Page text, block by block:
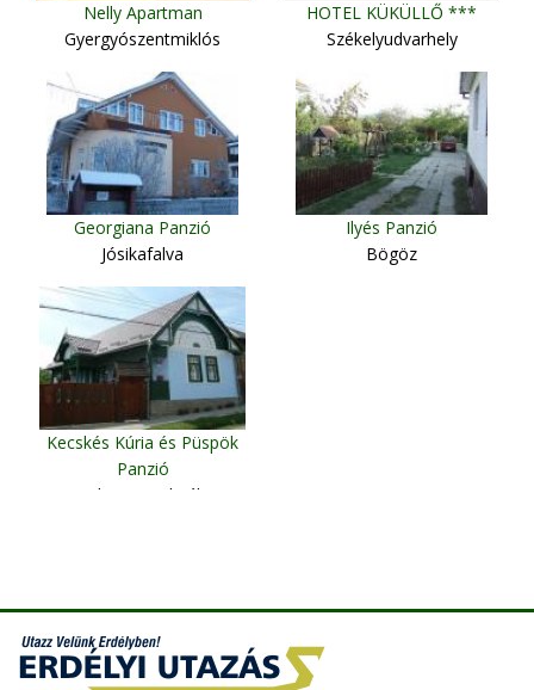
Nelly Apartman
Gyergyószentmiklós
HOTEL KÜKÜLLŐ ***
Székelyudvarhely
Georgiana Panzió
Jósikafalva
Ilyés Panzió
Bögöz
Kecskés Kúria és Püspök
Panzió
Kalotaszentkirály